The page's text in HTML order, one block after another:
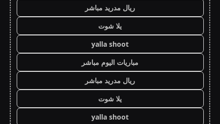
ريال مدريد مباشر
يلا شوت
yalla shoot
مباريات اليوم مباشر
ريال مدريد مباشر
يلا شوت
yalla shoot